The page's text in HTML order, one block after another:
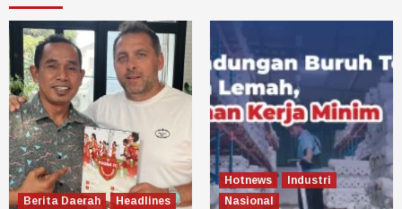
Berita Daerah Headlines
Hotnews
Industri
Nasional